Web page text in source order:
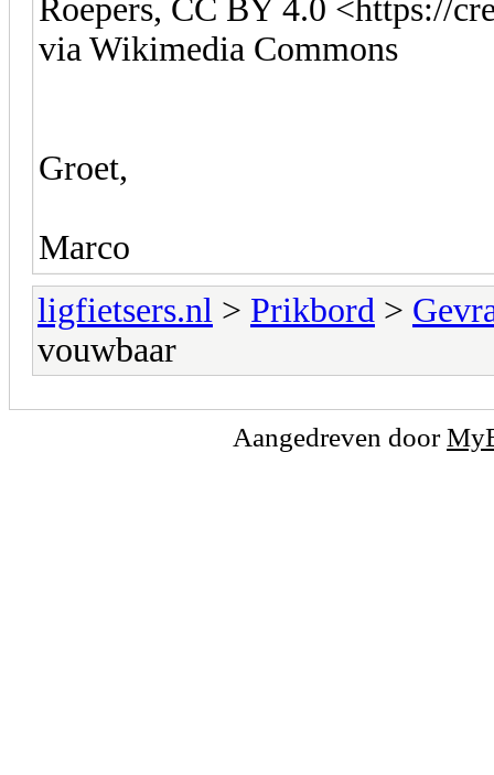
Roepers, CC BY 4.0 <https://
via Wikimedia Commons
Groet,
Marco
ligfietsers.nl > Prikbord >
vouwbaar
Aangedreven door